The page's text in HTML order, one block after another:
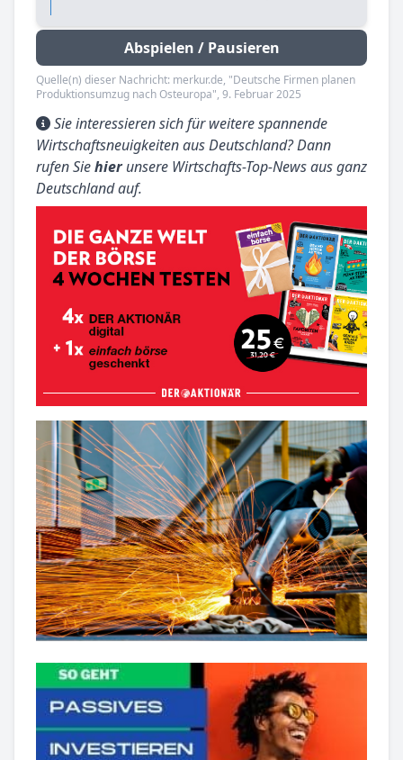
Abspielen / Pausieren
Quelle(n) dieser Nachricht: merkur.de, "Deutsche Firmen planen
Produktionsumzug nach Osteuropa", 9. Februar 2025
Sie interessieren sich für weitere spannende
Wirtschaftsneuigkeiten aus Deutschland? Dann
rufen Siehierunsere Wirtschafts-Top-News aus ganz
Deutschland auf.